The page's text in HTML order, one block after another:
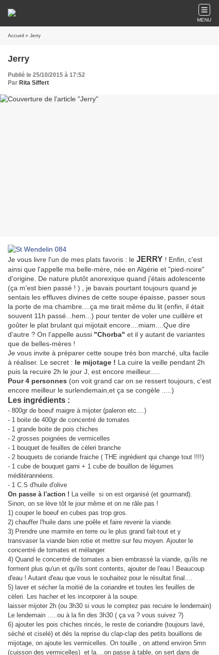
MENU
Accueil » Jerry
Jerry
Publié le 25/10/2015 à 17:52
Par Rita Siffert
Je vous livre l'un de mes plats favoris : le JERRY ! Enfin, c'est
ainsi que l'appelle ma belle-mère, née en Algérie et "pied-noire"
d'origine. De nature plutôt anorexique quand j'étais adolescente
(ça m'est bien passé ! ) , je bavais pourtant toujours quand je
sentais les effluves divines de cette soupe épaisse, passer sous
la porte de ma chambre....ça me tirait même du lit (enfin, il était
souvent 11h passé...hem...) pour tenter de voler une cuillère et
goûter le plat brulant qui mijotait encore....miam....Que dire
d'autre ? On l'appelle aussi "Chorba" et il y autant de variantes
que de belles-mères !
Je vous invite à préparer cette soupe très bon marché, ulta facile
à réaliser. Le secret : le mijotage ! La cuire la veille pendant 2h
puis la recuire 2h le jour J, est encore meilleur.....
Pour 4 personnes (on voit grand car on se ressert toujours, c'est
encore meilleur le surlendemain,et ça se congèle .....)
Les ingrédients :
- 800gr de boeuf maigre à mijoter (paleron etc....)
- 1 boite de 400gr de concentré de tomates
- 1 grande boite de pois chiches
- 2 grosses poignées de vermicelles
- 1 bouquet de feuilles de cèleri branche
- 2 bouquets de coriande fraiche ( THE ingrédient qui change tout !!!!)
- 1 cube de bouquet garni + 1 cube de bouillon de légumes
méditérannéens.
- 1 C.S d'huile d'olive
On passe à l'action ! La veille si on est organisé (et gourmand).
Sinon, on se lève tôt le jour même et on ne râle pas !
1) couper le boeuf en cubes pas trop gros.
2) chauffer l'huile dans une poêle et faire revenir la viande.
3) Prendre une marmite en terre ou le plus grand fait-tout et y
transvaser la viande bien rotie et mettre sur feu moyen. Ajouter le
concentré de tomates et mélanger.
4) Quand le concentré de tomates a bien embrassé la viande, qu'ils ne
forment plus qu'un et qu'ils sont contents, ajouter de l'eau ! Beaucoup
d'eau ! Autant d'eau que vous le souhaitez pour le résultat final....
5) laver et sécher la moitié de la coriandre et toutes les feuilles de
cèleri. Les hacher et les incorporer à la soupe.
laisser mijoter 2h (ou 3h30 si vous le comptez pas recuire le lendemain)
Le lendemain .....ou à la fin des 3h30 ( ça va ? vous suivez ?)
6) ajouter les pois chiches rincés, le reste de coriandre (toujours lavé,
sèché et ciselé) et dés la reprise du clap-clap des petits bouillons de
mijotage, on ajoute les vermicelles. On touille , on attend environ 5mn
(cuisson des vermicelles) et la....on passe à table, on sert dans de